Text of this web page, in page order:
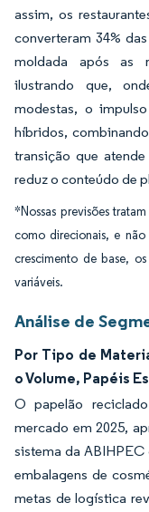
assim, os
converteram 34%
moldada após as
ilustrando que,
modestas, o
híbridos,
transição que
reduz o conteúdo de
*Nossas previsões
como direcionais, e
crescimento de base,
variáveis.
Análise de
Por Tipo de
o Volume, Papéis
O papelão
mercado em 2025,
sistema da ABIHPEC
embalagens de
metas de logística